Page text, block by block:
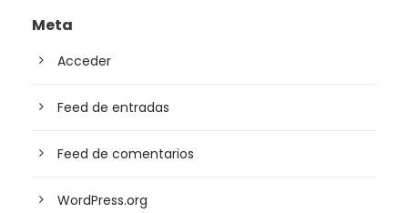
Meta
Acceder
Feed de entradas
Feed de comentarios
WordPress.org